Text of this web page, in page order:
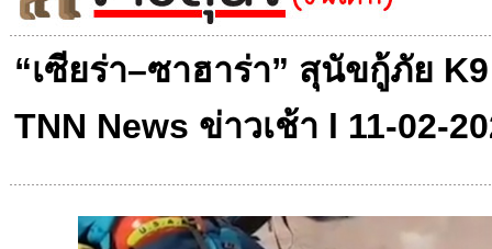
“เซียร่า–ซาฮาร่า” สุนัขกู้ภัย
TNN News ข่าวเช้า l 11-02-